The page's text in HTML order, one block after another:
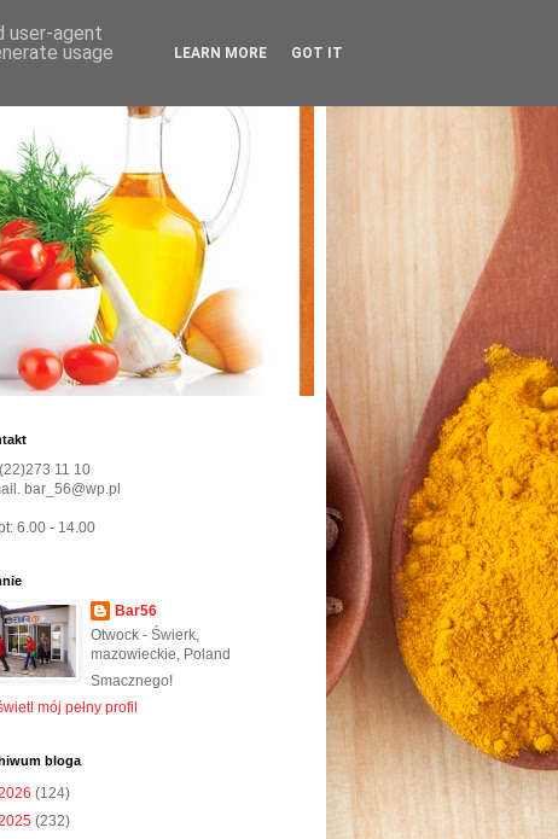
11 10
bar_56@wp.pl
6.00 - 14.00
Bar56
Otwock - Świerk,
mazowieckie, Poland
Smacznego!
mój pełny profil
bloga
(124)
(232)
user-agent
usage
LEARN MORE GOT IT